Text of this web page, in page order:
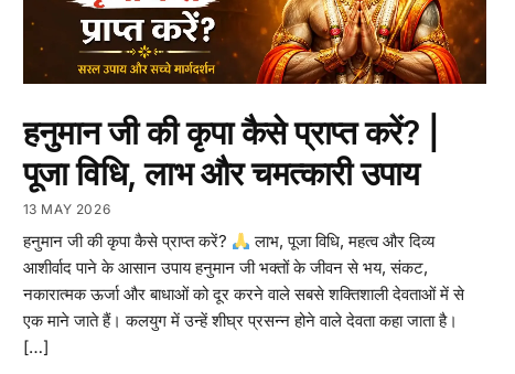
हनुमान जी की कृपा कैसे प्राप्त करें? |
पूजा विधि, लाभ और चमत्कारी उपाय
13 MAY 2026
हनुमान जी की कृपा कैसे प्राप्त करें?
लाभ, पूजा विधि, महत्व और दिव्य
आशीर्वाद पाने के आसान उपाय हनुमान जी भक्तों के जीवन से भय, संकट,
नकारात्मक ऊर्जा और बाधाओं को दूर करने वाले सबसे शक्तिशाली देवताओं में से
एक माने जाते हैं। कलयुग में उन्हें शीघ्र प्रसन्न होने वाले देवता कहा जाता है।
[…]